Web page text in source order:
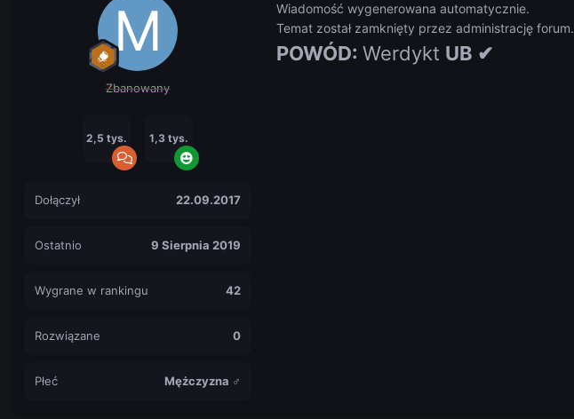
Zbanowany
2,5 tys. 1,3 tys.
Dołączył 22.09.2017
Ostatnio 9 Sierpnia 2019
Wygrane w rankingu 42
Rozwiązane 0
Płeć Mężczyzna ♂
Wiadomość wygenerowana automatycznie.
Temat został zamknięty przez administrację forum.
POWÓD: Werdykt UB ✔